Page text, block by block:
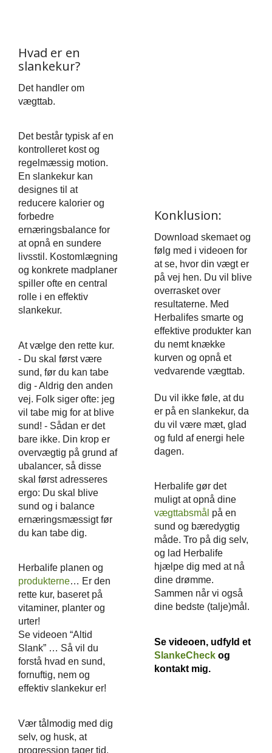
Hvad er en
slankekur?
Det handler om
vægttab.
Det består typisk af en
kontrolleret kost og
regelmæssig motion.
En slankekur kan
designes til at
reducere kalorier og
forbedre
ernæringsbalance for
at opnå en sundere
livsstil. Kostomlægning
og konkrete madplaner
spiller ofte en central
rolle i en effektiv
slankekur.
At vælge den rette kur.
- Du skal først være
sund, før du kan tabe
dig - Aldrig den anden
vej. Folk siger ofte: jeg
vil tabe mig for at blive
sund! - Sådan er det
bare ikke. Din krop er
overvægtig på grund af
ubalancer, så disse
skal først adresseres
ergo: Du skal blive
sund og i balance
ernæringsmæssigt før
du kan tabe dig.
Herbalife planen og
produkterne… Er den
rette kur, baseret på
vitaminer, planter og
urter!
Se videoen “Altid
Slank” … Så vil du
forstå hvad en sund,
fornuftig, nem og
effektiv slankekur er!
Vær tålmodig med dig
selv, og husk, at
progression tager tid.
Konklusion:
Download skemaet og
følg med i videoen for
at se, hvor din vægt er
på vej hen. Du vil blive
overrasket over
resultaterne. Med
Herbalifes smarte og
effektive produkter kan
du nemt knække
kurven og opnå et
vedvarende vægttab.
Du vil ikke føle, at du
er på en slankekur, da
du vil være mæt, glad
og fuld af energi hele
dagen.
Herbalife gør det
muligt at opnå dine
vægttabsmål på en
sund og bæredygtig
måde. Tro på dig selv,
og lad Herbalife
hjælpe dig med at nå
dine drømme.
Sammen når vi også
dine bedste (talje)mål.
Se videoen, udfyld et
SlankeCheck og
kontakt mig.